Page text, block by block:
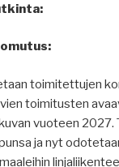
toimitettujen
toimitusten
vuoteen
ja nyt